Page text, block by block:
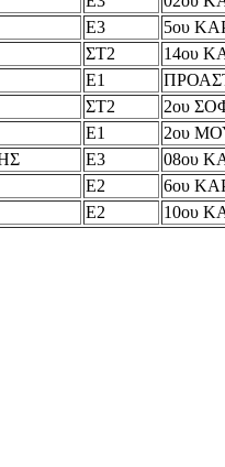
Ε3
5ου
ΣΤ2
14ου
Ε1
ΣΤ2
2ου
Ε1
2ου
Ε3
08ου
Ε2
6ου
Ε2 10ου